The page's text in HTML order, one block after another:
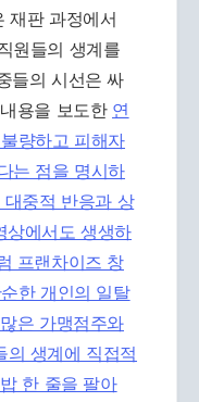
재판 과정에서
원들의 생계를
들의 시선은 싸
용을 보도한 연
량하고 피해자
는 점을 명시하
중적 반응과 상
상에서도 생생하
프랜차이즈 창
한 개인의 일탈
은 가맹점주와
의 생계에 직접적
한 줄을 팔아